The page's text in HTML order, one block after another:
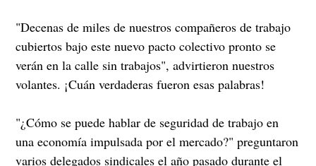
"Decenas de miles de nuestros compañeros de trabajo
cubiertos bajo este nuevo pacto colectivo pronto se
verán en la calle sin trabajos", advirtieron nuestros
volantes. ¡Cuán verdaderas fueron esas palabras!
"¿Cómo se puede hablar de seguridad de trabajo en
una economía impulsada por el mercado?" preguntaron
varios delegados sindicales el año pasado durante el